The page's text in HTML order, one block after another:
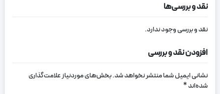
نقد و بررسی‌ها
نقد و بررسی وجود ندارد.
افزودن نقد و بررسی
نشانی ایمیل شما منتشر نخواهد شد.بخش‌های موردنیاز علامت‌گذاری
شده‌اند*